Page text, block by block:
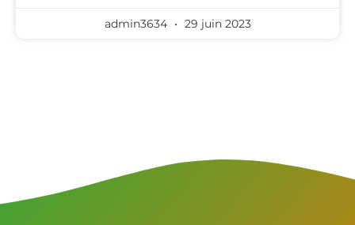
admin3634 29 juin 2023